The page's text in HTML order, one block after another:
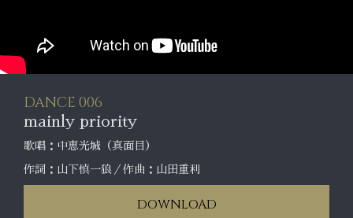
DANCE 006
mainly priority
歌唱：中恵光城（真面目）
作詞：山下慎一狼／作曲：山田重利
DOWNLOAD